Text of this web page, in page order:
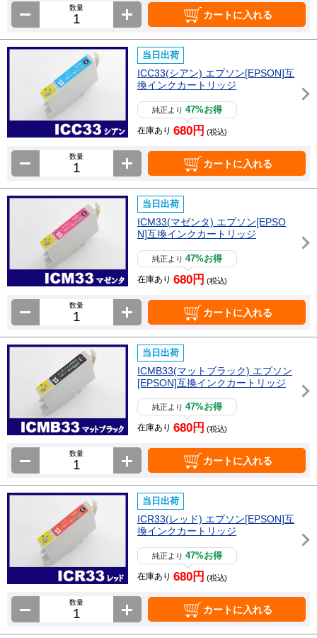
数量
カートに入れる
当日出荷
ICC33(シアン) エプソン[EPSON]互
換インクカートリッジ
純正より47%お得
在庫あり 680円 (税込)
数量
カートに入れる
当日出荷
ICM33(マゼンタ) エプソン[EPSO
N]互換インクカートリッジ
純正より47%お得
在庫あり 680円 (税込)
数量
カートに入れる
当日出荷
ICMB33(マットブラック) エプソン
[EPSON]互換インクカートリッジ
純正より47%お得
在庫あり 680円 (税込)
数量
カートに入れる
当日出荷
ICR33(レッド) エプソン[EPSON]互
換インクカートリッジ
純正より47%お得
在庫あり 680円 (税込)
数量
カートに入れる